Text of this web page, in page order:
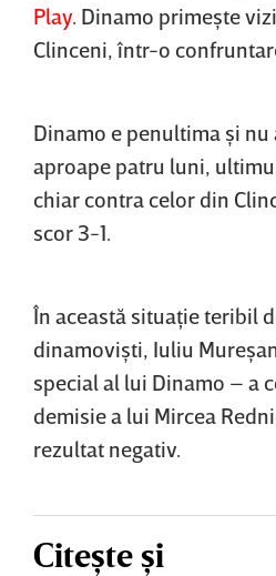
Play . Dinamo primeşte
Clinceni, într-o
Dinamo e penultima şi nu
aproape patru luni,
chiar contra celor din
scor 3-1.
În această situaţie teribil
dinamovişti, Iuliu
special al lui Dinamo – a
demisie a lui Mircea
rezultat negativ.
Citește și